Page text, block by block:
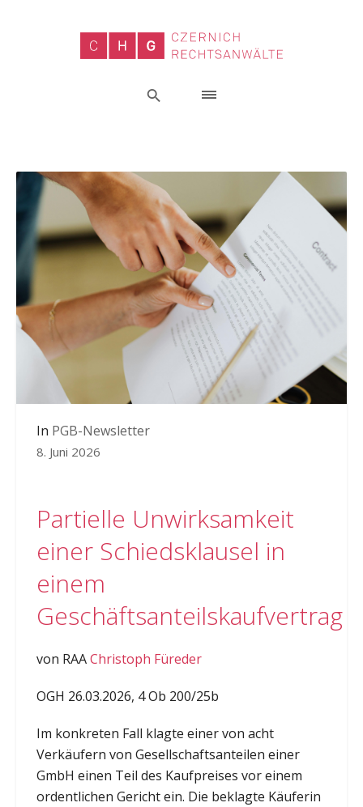
In PGB-Newsletter
8. Juni 2026
Partielle Unwirksamkeit
einer Schiedsklausel in
einem
Geschäftsanteilskaufvertrag
von RAAChristoph Füreder
OGH 26.03.2026, 4 Ob 200/25b
Im konkreten Fall klagte einer von acht
Verkäufern von Gesellschaftsanteilen einer
GmbH einen Teil des Kaufpreises vor einem
ordentlichen Gericht ein. Die beklagte Käuferin